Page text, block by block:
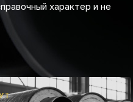
характер и не